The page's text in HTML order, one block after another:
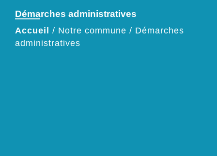
Démarches administratives
Accueil / Notre commune / Démarches
administratives